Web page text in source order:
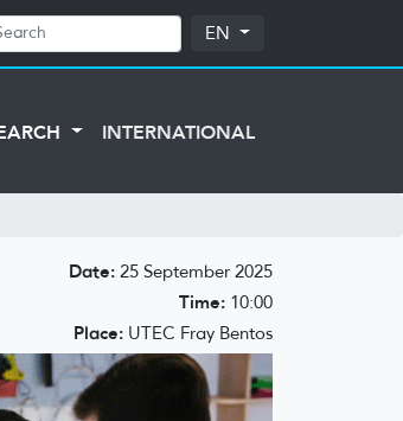
EN
INTERNATIONAL
Date: 25 September 2025
Time: 10:00
Place: UTEC Fray Bentos